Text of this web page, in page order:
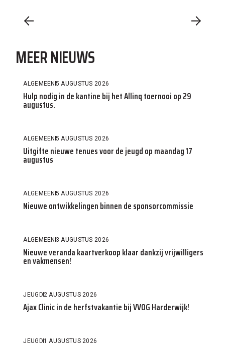
MEER NIEUWS
ALGEMEEN 5 AUGUSTUS 2026
Hulp nodig in de kantine bij het Allinq toernooi op 29
augustus.
ALGEMEEN 5 AUGUSTUS 2026
Uitgifte nieuwe tenues voor de jeugd op maandag 17
augustus
ALGEMEEN 5 AUGUSTUS 2026
Nieuwe ontwikkelingen binnen de sponsorcommissie
ALGEMEEN 3 AUGUSTUS 2026
Nieuwe veranda kaartverkoop klaar dankzij vrijwilligers
en vakmensen!
JEUGD2 AUGUSTUS 2026
Ajax Clinic in de herfstvakantie bij VVOG Harderwijk!
JEUGD 1 AUGUSTUS 2026